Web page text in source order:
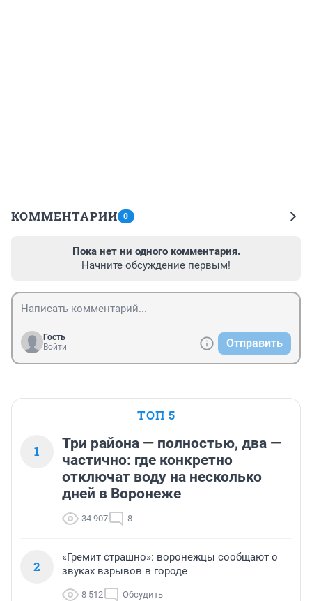
КОММЕНТАРИИ 0
Пока нет ни одного комментария.
Начните обсуждение первым!
Гость
Войти
Отправить
ТОП 5
1
Три района — полностью, два —
частично: где конкретно
отключат воду на несколько
дней в Воронеже
34 907 8
2
«Гремит страшно»: воронежцы сообщают о
звуках взрывов в городе
8 512 Обсудить